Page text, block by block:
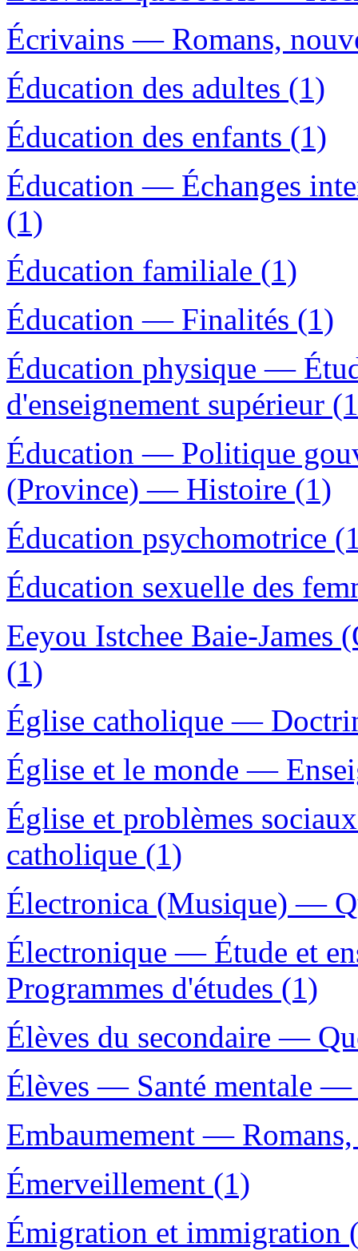
Écrivains — Romans,
Éducation des adultes (1)
Éducation des enfants (1)
Éducation — Échanges
(1)
Éducation familiale (1)
Éducation — Finalités (1)
Éducation physique —
d'enseignement supérieur
Éducation — Politique
(Province) — Histoire (1)
Éducation psychomotrice
Éducation sexuelle des
Eeyou Istchee Baie-
(1)
Église catholique —
Église et le monde —
Église et problèmes
catholique (1)
Électronica (Musique) —
Électronique — Étude et
Programmes d'études (1)
Élèves du secondaire —
Élèves — Santé mentale —
Embaumement —
Émerveillement (1)
Émigration et immigration